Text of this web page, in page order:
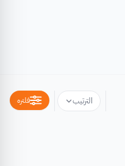
الترتيب فلتره